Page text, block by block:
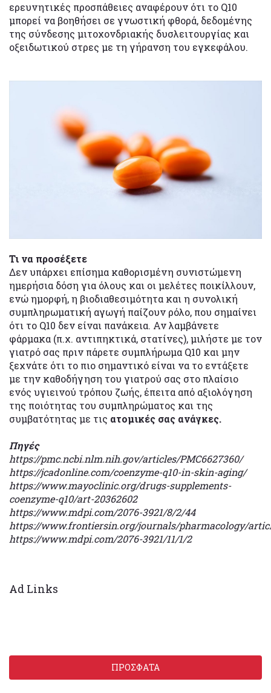
ερευνητικές προσπάθειες αναφέρουν ότι το Q10
μπορεί να βοηθήσει σε γνωστική φθορά, δεδομένης
της σύνδεσης μιτοχονδριακής δυσλειτουργίας και
οξειδωτικού στρες με τη γήρανση του εγκεφάλου.
Τι να προσέξετε
Δεν υπάρχει επίσημα καθορισμένη συνιστώμενη
ημερήσια δόση για όλους και οι μελέτες ποικίλλουν,
ενώ ημορφή, η βιοδιαθεσιμότητα και η συνολική
συμπληρωματική αγωγή παίζουν ρόλο, που σημαίνει
ότι το Q10 δεν είναι πανάκεια. Αν λαμβάνετε
φάρμακα (π.χ. αντιπηκτικά, στατίνες), μιλήστε με τον
γιατρό σας πριν πάρετε συμπλήρωμα Q10 και μην
ξεχνάτε ότι το πιο σημαντικό είναι να το εντάξετε
με την καθοδήγηση του γιατρού σας στο πλαίσιο
ενός υγιεινού τρόπου ζωής, έπειτα από αξιολόγηση
της ποιότητας του συμπληρώματος και της
συμβατότητας με τις ατομικές σας ανάγκες.
Πηγές
https://pmc.ncbi.nlm.nih.gov/articles/PMC6627360/
https://jcadonline.com/coenzyme-q10-in-skin-aging/
https://www.mayoclinic.org/drugs-supplements-
coenzyme-q10/art-20362602
https://www.mdpi.com/2076-3921/8/2/44
https://www.frontiersin.org/journals/pharmacology/
https://www.mdpi.com/2076-3921/11/1/2
Ad Links
ΠΡΟΣΦΑΤΑ